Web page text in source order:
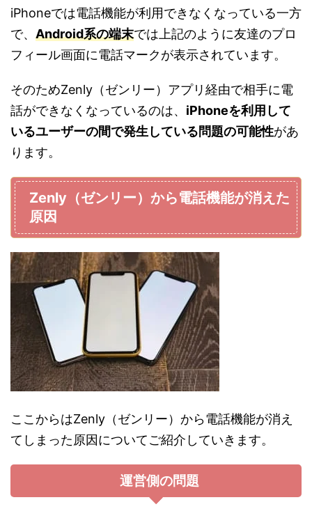
iPhoneでは電話機能が利用できなくなっている一方
で、 Android系の端末では上記のように友達のプロ
フィール画面に電話マークが表示されています。
そのためZenly（ゼンリー）アプリ経由で相手に電
話ができなくなっているのは、 iPhoneを利用して
いるユーザーの間で発生している問題の可能性があ
ります。
Zenly（ゼンリー）から電話機能が消えた
原因
ここからはZenly（ゼンリー）から電話機能が消え
てしまった原因についてご紹介していきます。
運営側の問題